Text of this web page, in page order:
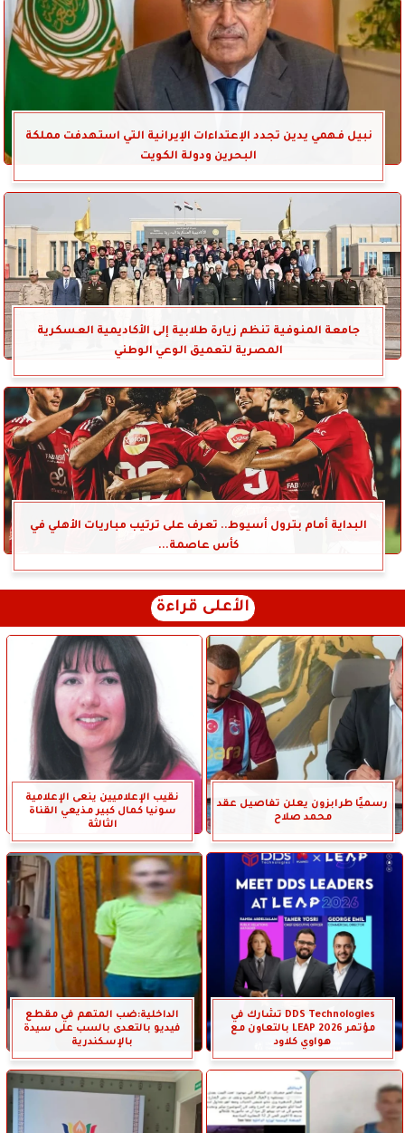
نبيل فهمي يدين تجدد الإعتداءات الإيرانية التي استهدفت مملكة
البحرين ودولة الكويت
جامعة المنوفية تنظم زيارة طلابية إلى الأكاديمية العسكرية
المصرية لتعميق الوعي الوطني
البداية أمام بترول أسيوط.. تعرف على ترتيب مباريات الأهلي في
كأس عاصمة...
الأعلى قراءة
رسميًا طرابزون يعلن تفاصيل عقد
محمد صلاح
نقيب الإعلاميين ينعى الإعلامية
سونيا كمال كبير مذيعي القناة
الثالثة
DDS Technologies تشارك في
مؤتمر LEAP 2026 بالتعاون مع
هواوي كلاود
الداخلية:ضب المتهم في مقطع
فيديو بالتعدى بالسب على سيدة
بالإسكندرية